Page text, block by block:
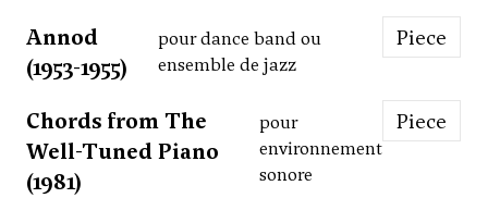
Annod
(1953-1955)
pour dance band ou
ensemble de jazz
Piece
Chords from The
Well-Tuned Piano
(1981)
pour
environnement
sonore
Piece